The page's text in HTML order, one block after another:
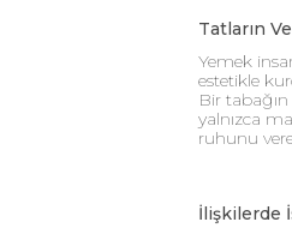
Tatların
Yemek
estetikle
Bir
yalnızca
ruhunu
İlişkilerde